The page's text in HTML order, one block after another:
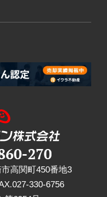
高関町450番地3
027-330-6756